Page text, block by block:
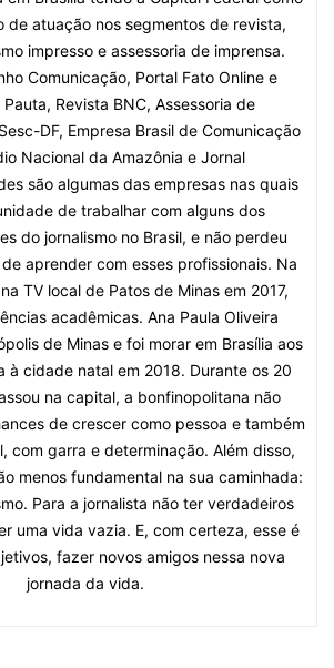
de atuação nos segmentos de revista,
impresso e assessoria de imprensa.
Comunicação, Portal Fato Online e
Revista BNC, Assessoria de
DF, Empresa Brasil de Comunicação
Nacional da Amazônia e Jornal
são algumas das empresas nas quais
de trabalhar com alguns dos
do jornalismo no Brasil, e não perdeu
aprender com esses profissionais. Na
TV local de Patos de Minas em 2017,
acadêmicas. Ana Paula Oliveira
de Minas e foi morar em Brasília aos
à cidade natal em 2018. Durante os 20
na capital, a bonfinopolitana não
de crescer como pessoa e também
com garra e determinação. Além disso,
menos fundamental na sua caminhada:
Para a jornalista não ter verdadeiros
uma vida vazia. E, com certeza, esse é
fazer novos amigos nessa nova
jornada da vida.